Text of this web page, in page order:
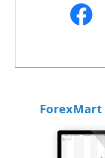
ForexMart